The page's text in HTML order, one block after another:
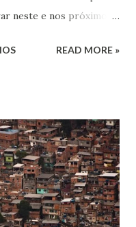
neste e nos próximos
de estudarmos
espírita, do qual faço
presunção de minha
foi passado, todos
o que vale.
READ MORE »